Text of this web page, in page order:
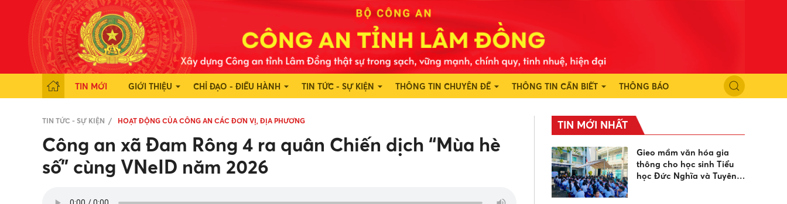
TIN MỚI GIỚI THIỆU CHỈ ĐẠO - ĐIỀU HÀNH TIN TỨC - SỰ KIỆN THÔNG TIN CHUYÊN ĐỀ THÔNG TIN CẦN BIẾT THÔNG BÁO
TIN TỨC - SỰ KIỆN HOẠT ĐỘNG CỦA CÔNG AN CÁC ĐƠN VỊ, ĐỊA PHƯƠNG
Công an xã Đam Rông 4 ra quân Chiến dịch “Mùa hè
số” cùng VNeID năm 2026
TIN MỚI NHẤT
Gieo mầm văn hóa gia
thông cho học sinh Tiểu
học Đức Nghĩa và Tuyên